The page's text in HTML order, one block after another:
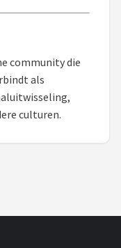
community die
als
culturen.